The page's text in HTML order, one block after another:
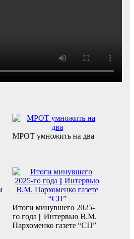
МРОТ умножить на два
Итоги минувшего 2025-
го года || Интервью В.М.
Пархоменко газете “СП”